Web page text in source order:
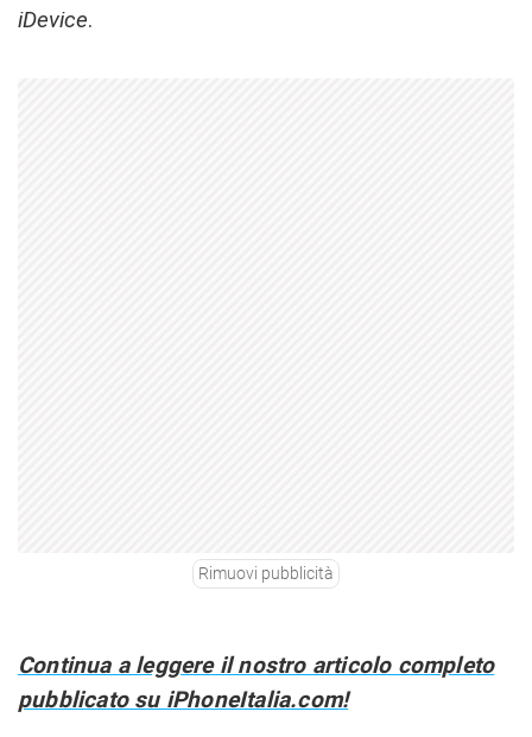
iDevice.
Rimuovi pubblicità
Continua a leggere il nostro articolo completo
pubblicato su iPhoneItalia.com!